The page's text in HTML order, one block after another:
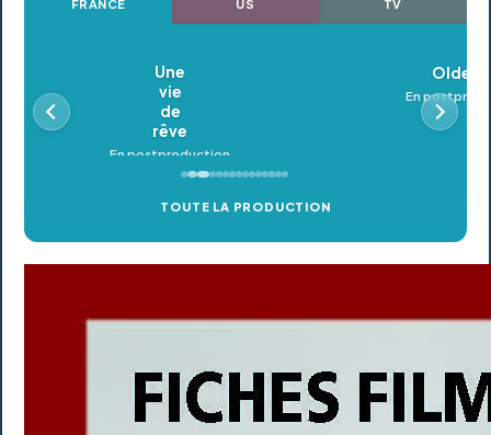
FRANCE US TV
Oldeupe
En postproduction
TOUTE LA PRODUCTION